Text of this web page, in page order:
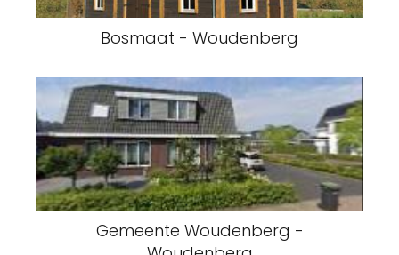
Bosmaat - Woudenberg
Gemeente Woudenberg -